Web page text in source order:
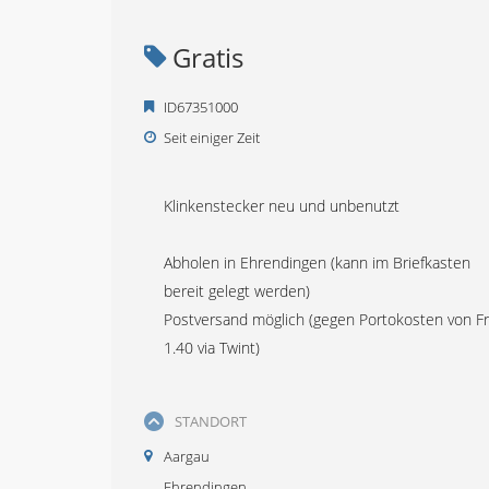
Gratis
ID67351000
Seit einiger Zeit
Klinkenstecker neu und unbenutzt
Abholen in Ehrendingen (kann im Briefkasten
bereit gelegt werden)
Postversand möglich (gegen Portokosten von
1.40 via Twint)
STANDORT
Aargau